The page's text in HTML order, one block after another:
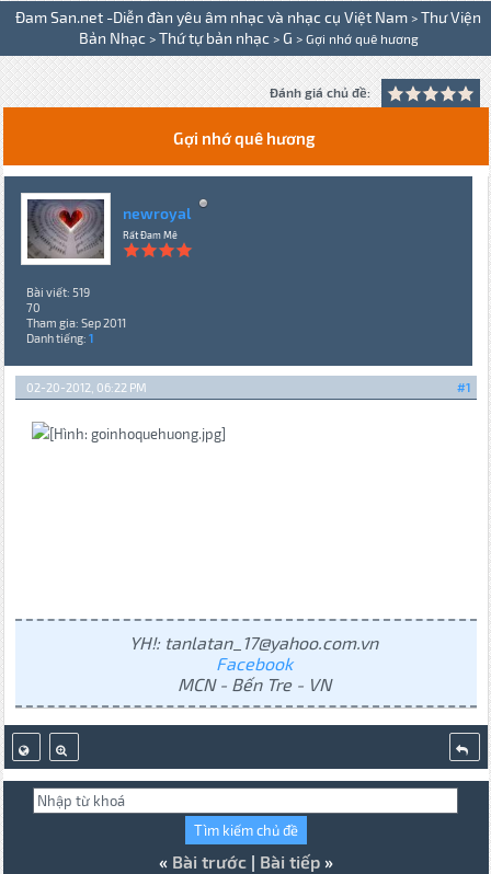
Đam San.net -Diễn đàn yêu âm nhạc và nhạc cụ Việt Nam > Thư Viện
Bản Nhạc > Thứ tự bản nhạc > G > Gợi nhớ quê hương
Đánh giá chủ đề:
Gợi nhớ quê hương
newroyal
Rất Đam Mê
Bài viết: 519
70
Tham gia: Sep 2011
Danh tiếng: 1
#1
02-20-2012, 06:22 PM
YH!: tanlatan_17@yahoo.com.vn
Facebook
MCN - Bến Tre - VN
« Bài trước| Bài tiếp»